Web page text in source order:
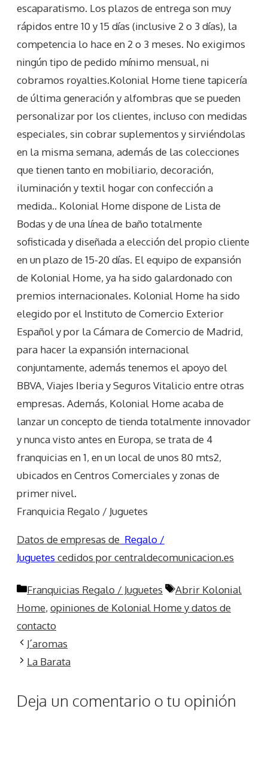
escaparatismo. Los plazos de entrega son muy
rápidos entre 10 y 15 días (inclusive 2 o 3 días), la
competencia lo hace en 2 o 3 meses. No exigimos
ningún tipo de pedido mínimo mensual, ni
cobramos royalties.Kolonial Home tiene tapicería
de última generación y alfombras que se pueden
personalizar por los clientes, incluso con medidas
especiales, sin cobrar suplementos y sirviéndolas
en la misma semana, además de las colecciones
que tienen tanto en mobiliario, decoración,
iluminación y textil hogar con confección a
medida.. Kolonial Home dispone de Lista de
Bodas y de una línea de baño totalmente
sofisticada y diseñada a elección del propio cliente
en un plazo de 15-20 días. El equipo de expansión
de Kolonial Home, ya ha sido galardonado con
premios internacionales. Kolonial Home ha sido
elegido por el Instituto de Comercio Exterior
Español y por la Cámara de Comercio de Madrid,
para hacer la expansión internacional
conjuntamente, además tenemos el apoyo del
BBVA, Viajes Iberia y Seguros Vitalicio entre otras
empresas. Además, Kolonial Home acaba de
lanzar un concepto de tienda totalmente innovador
y nunca visto antes en Europa, se trata de 4
franquicias en 1, en un local de unos 80 mts2,
ubicados en Centros Comerciales y zonas de
primer nivel.
Franquicia Regalo / Juguetes
Datos de empresas de Regalo /
Juguetes cedidos por centraldecomunicacion.es
Categorías
Franquicias Regalo / Juguetes Etiquetas
Abrir Kolonial
Home, opiniones de Kolonial Home y datos de
contacto
J´aromas
La Barata
Deja un comentario o tu opinión